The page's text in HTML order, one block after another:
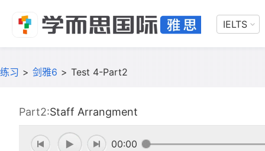
IELTS
练习 > 剑雅6 > Test 4-Part2
Part2:Staff Arrangment
00:00